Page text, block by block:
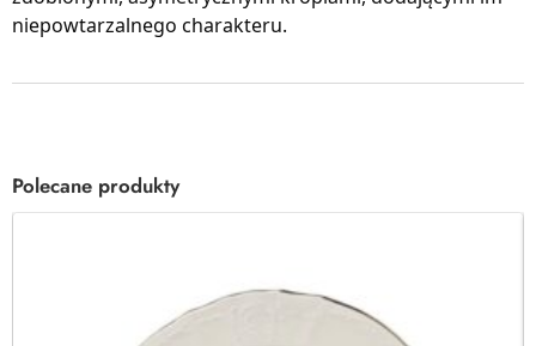
niepowtarzalnego charakteru.
Polecane produkty